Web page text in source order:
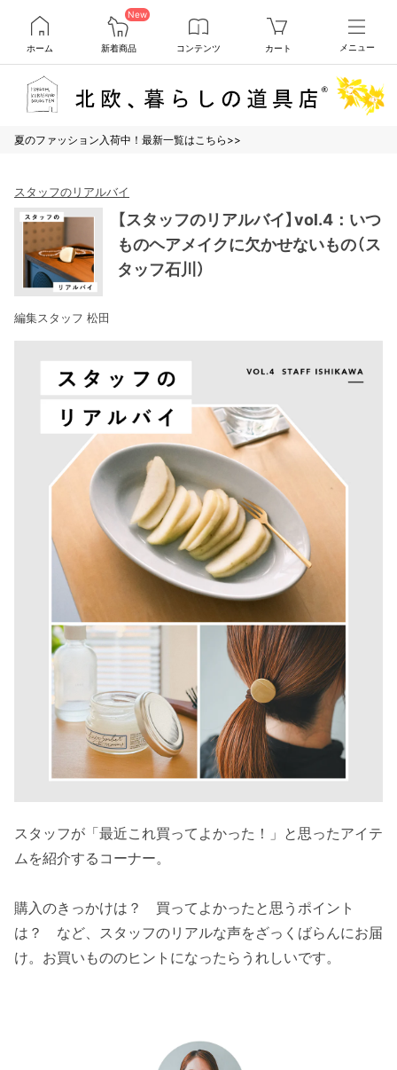
ホーム
New
新着商品 コンテンツ カート メニュー
夏のファッション入荷中！最新一覧はこちら>>
スタッフのリアルバイ
【スタッフのリアルバイ】vol.4：いつ
ものヘアメイクに欠かせないもの（ス
タッフ石川）
編集スタッフ 松田
スタッフが「最近これ買ってよかった！」と思ったアイテ
ムを紹介するコーナー。
購入のきっかけは？ 買ってよかったと思うポイント
は？ など、スタッフのリアルな声をざっくばらんにお届
け。お買いもののヒントになったらうれしいです。